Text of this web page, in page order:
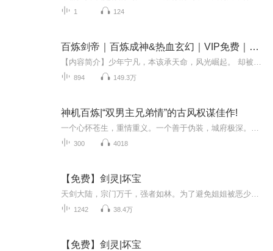
1 124
百炼剑帝｜百炼成神&热血玄幻｜VIP免费｜多人有声剧
894 149.3万
神机百炼|“双男主兄弟情”的古风权谋佳作!
300 4018
【免费】剑灵|坏宝
1242 38.4万
【免费】剑灵|坏宝